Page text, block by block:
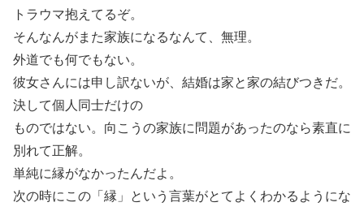
トラウマ抱えてるぞ。
そんなんがまた家族になるなんて、無理。
外道でも何でもない。
彼女さんには申し訳ないが、結婚は家と家の結びつきだ。
決して個人同士だけの
ものではない。向こうの家族に問題があったのなら素直に
別れて正解。
単純に縁がなかったんだよ。
次の時にこの「縁」という言葉がとてよくわかるようにな